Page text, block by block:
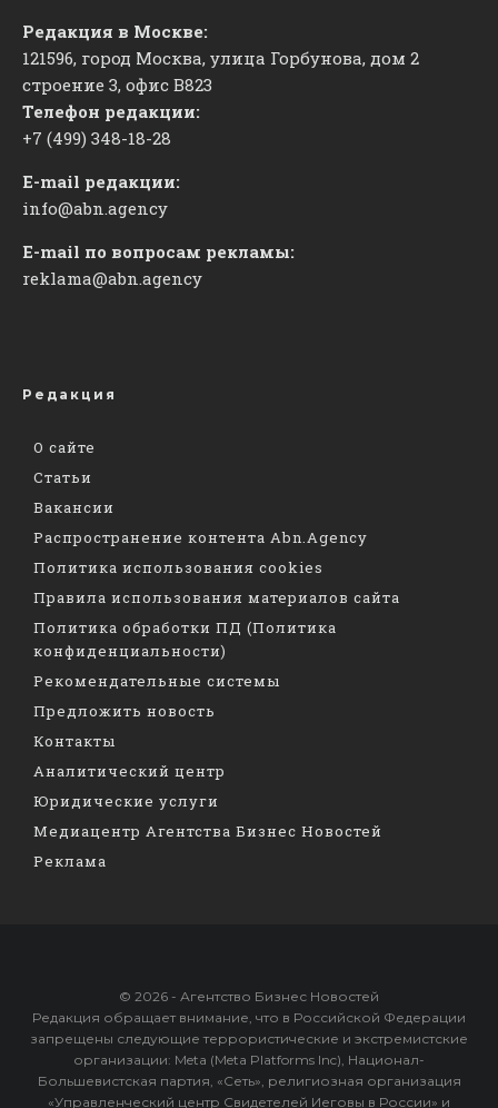
Редакция в Москве:
121596, город Москва, улица Горбунова, дом 2
строение 3, офис ​В823
Телефон редакции:
+7 (499) 348-18-28
E-mail редакции:
info@abn.agency
E-mail по вопросам рекламы:
reklama@abn.agency
Редакция
О сайте
Статьи
Вакансии
Распространение контента Abn.Agency
Политика использования cookies
Правила использования материалов сайта
Политика обработки ПД (Политика
конфиденциальности)
Рекомендательные системы
Предложить новость
Контакты
Аналитический центр
Юридические услуги
Медиацентр Агентства Бизнес Новостей
Реклама
© 2026 - Агентство Бизнес Новостей
Редакция обращает внимание, что в Российской Федерации
запрещены следующие террористические и экстремистские
организации: Meta (Meta Platforms Inc), Национал-
Большевистская партия, «Сеть», религиозная организация
«Управленческий центр Свидетелей Иеговы в России» и